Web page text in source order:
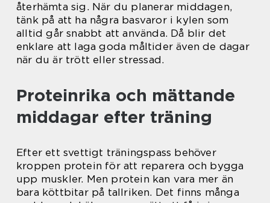
återhämta sig. När du planerar middagen,
tänk på att ha några basvaror i kylen som
alltid går snabbt att använda. Då blir det
enklare att laga goda måltider även de dagar
när du är trött eller stressad.
Proteinrika och mättande
middagar efter träning
Efter ett svettigt träningspass behöver
kroppen protein för att reparera och bygga
upp muskler. Men protein kan vara mer än
bara köttbitar på tallriken. Det finns många